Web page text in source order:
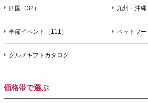
四国（32） 九州・沖縄
季節イベント（111） ペットフー
グルメギフトカタログ
価格帯で選ぶ